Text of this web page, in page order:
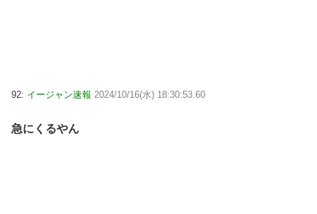
92: イージャン速報 2024/10/16(水) 18:30:53.60
急にくるやん